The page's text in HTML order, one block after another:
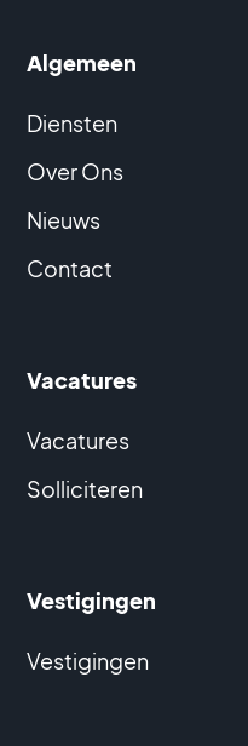
Algemeen
Diensten
Over Ons
Nieuws
Contact
Vacatures
Vacatures
Solliciteren
Vestigingen
Vestigingen